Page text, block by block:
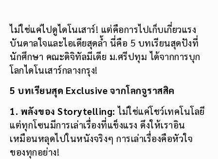
ไม่ใช่แค่ไปดูไดโนเสาร์! แต่คือการไปเก็บเกี่ยวแรง
บันดาลใจและไอเดียสุดล้ำ นี่คือ 5 บทเรียนสุดปังที่
นักศึกษา คณะดิจิทัลมีเดีย ม.ศรีปทุม ได้จากการบุก
โลกไดโนเสาร์กลางกรุง!
5 บทเรียนสุด Exclusive จากโลกจูราสสิค
1. พลังของ Storytelling: ไม่ใช่แค่โชว์เทคโนโลยี
แต่ทุกโซนมีการเล่าเรื่องที่แข็งแรง ดึงให้เราอิน
เหมือนหลุดไปในหนังจริงๆ การเล่าเรื่องคือหัวใจ
ของทุกอย่าง!